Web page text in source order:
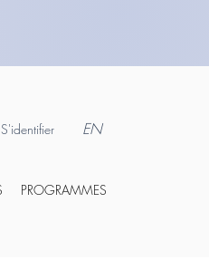
S'identifier EN
PROGRAMMES